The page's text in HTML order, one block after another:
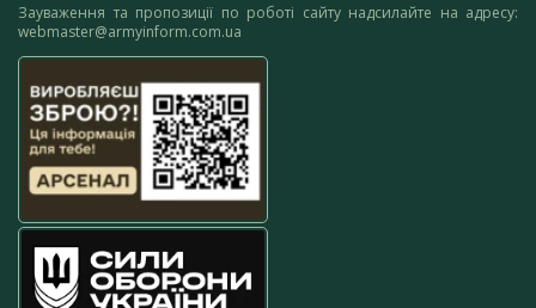
Зауваження та пропозиції по роботі сайту надсилайте на адресу:
webmaster@armyinform.com.ua